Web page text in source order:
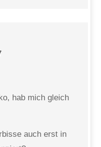
hab mich gleich
auch erst in